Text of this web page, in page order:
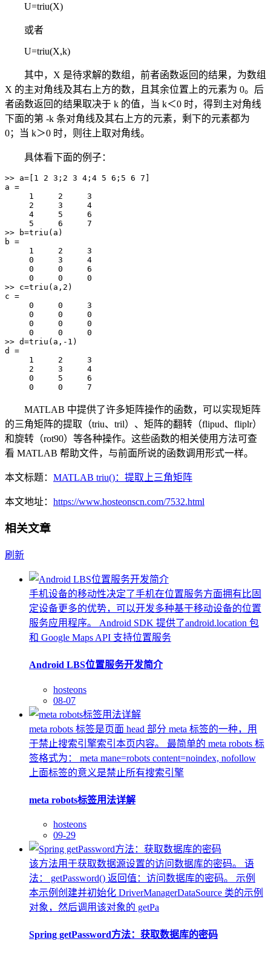
U=triu(X)
或者
U=triu(X,k)
其中，X 是待求解的数组，前者函数返回的结果，为数组
X 的主对角线及其右上方的数，且其余位置上的元素为 0。后
者函数返回的结果取决于 k 的值，当 k＜0 时，得到主对角线
下面的第 -k 条对角线及其右上方的元素，剩下的元素都为
0；当 k＞0 时，则往上取对角线。
具体看下面的例子：
>> a=[1 2 3;2 3 4;4 5 6;5 6 7]
a =
     1     2     3
     2     3     4
     4     5     6
     5     6     7
>> b=triu(a)
b =
     1     2     3
     0     3     4
     0     0     6
     0     0     0
>> c=triu(a,2)
c =
     0     0     3
     0     0     0
     0     0     0
     0     0     0
>> d=triu(a,-1)
d =
     1     2     3
     2     3     4
     0     5     6
     0     0     7
MATLAB 中提供了许多矩阵操作的函数，可以实现矩阵
的三角矩阵的提取（triu、tril）、矩阵的翻转（flipud、fliplr）
和旋转（rot90）等各种操作。这些函数的相关使用方法可查
看 MATLAB 帮助文件，与前面所说的函数调用形式一样。
本文标题： MATLAB triu()：提取上三角矩阵
本文地址： https://www.hosteonscn.com/7532.html
相关文章
刷新
手机设备的移动性决定了手机在位置服务方面拥有比固
定设备更多的优势，可以开发多种基于移动设备的位置
服务应用程序。 Android SDK 提供了android.location 包
和 Google Maps API 支持位置服务
Android LBS位置服务开发简介
hosteons
08-07
meta robots 标签是页面 head 部分 meta 标签的一种，用
于禁止搜索引擎索引本页内容。 最简单的 meta robots 标
签格式为： meta mane=robots content=noindex, nofollow
上面标签的意义是禁止所有搜索引擎
meta robots标签用法详解
hosteons
09-29
该方法用于获取数据源设置的访问数据库的密码。 语
法： getPassword() 返回值：访问数据库的密码。 示例
本示例创建并初始化 DriverManagerDataSource 类的示例
对象，然后调用该对象的 getPa
Spring getPassword方法：获取数据库的密码